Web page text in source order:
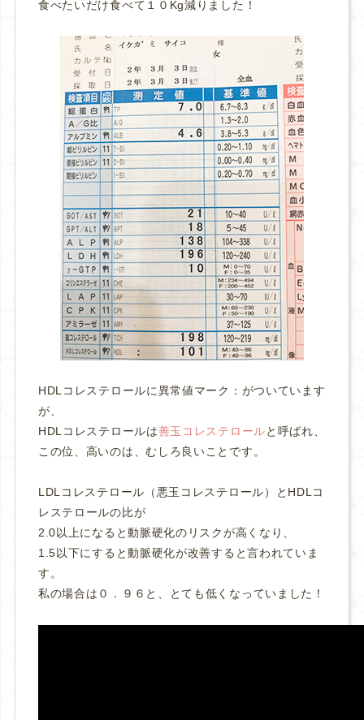
食べたいだけ食べて１０Kg減りました！
HDLコレステロールに異常値マーク：がついています
が、
HDLコレステロールは善玉コレステロールと呼ばれ、
この位、高いのは、むしろ良いことです。
LDLコレステロール（悪玉コレステロール）とHDLコ
レステロールの比が
2.0以上になると動脈硬化のリスクが高くなり、
1.5以下にすると動脈硬化が改善すると言われていま
す。
私の場合は０．９６と、とても低くなっていました！